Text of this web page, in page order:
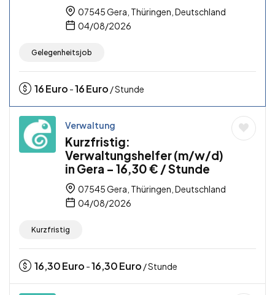
07545 Gera, Thüringen, Deutschland
04/08/2026
Gelegenheitsjob
16Euro -16Euro / Stunde
Verwaltung
Kurzfristig:
Verwaltungshelfer (m/w/d)
in Gera – 16,30 € / Stunde
07545 Gera, Thüringen, Deutschland
04/08/2026
Kurzfristig
16,30Euro -16,30Euro / Stunde